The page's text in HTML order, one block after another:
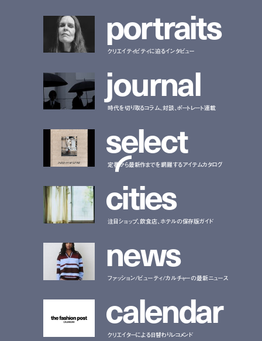
portraits
クリエイティビティに迫るインタビュー
journal
時代を切り取るコラム、対談、ポートレート連載
select
定番から最新作までを網羅するアイテムカタログ
cities
注目ショップ、飲食店、ホテルの保存版ガイド
news
ファッション/ビューティ/カルチャーの最新ニュース
calendar
クリエイターによる日替わりレコメンド